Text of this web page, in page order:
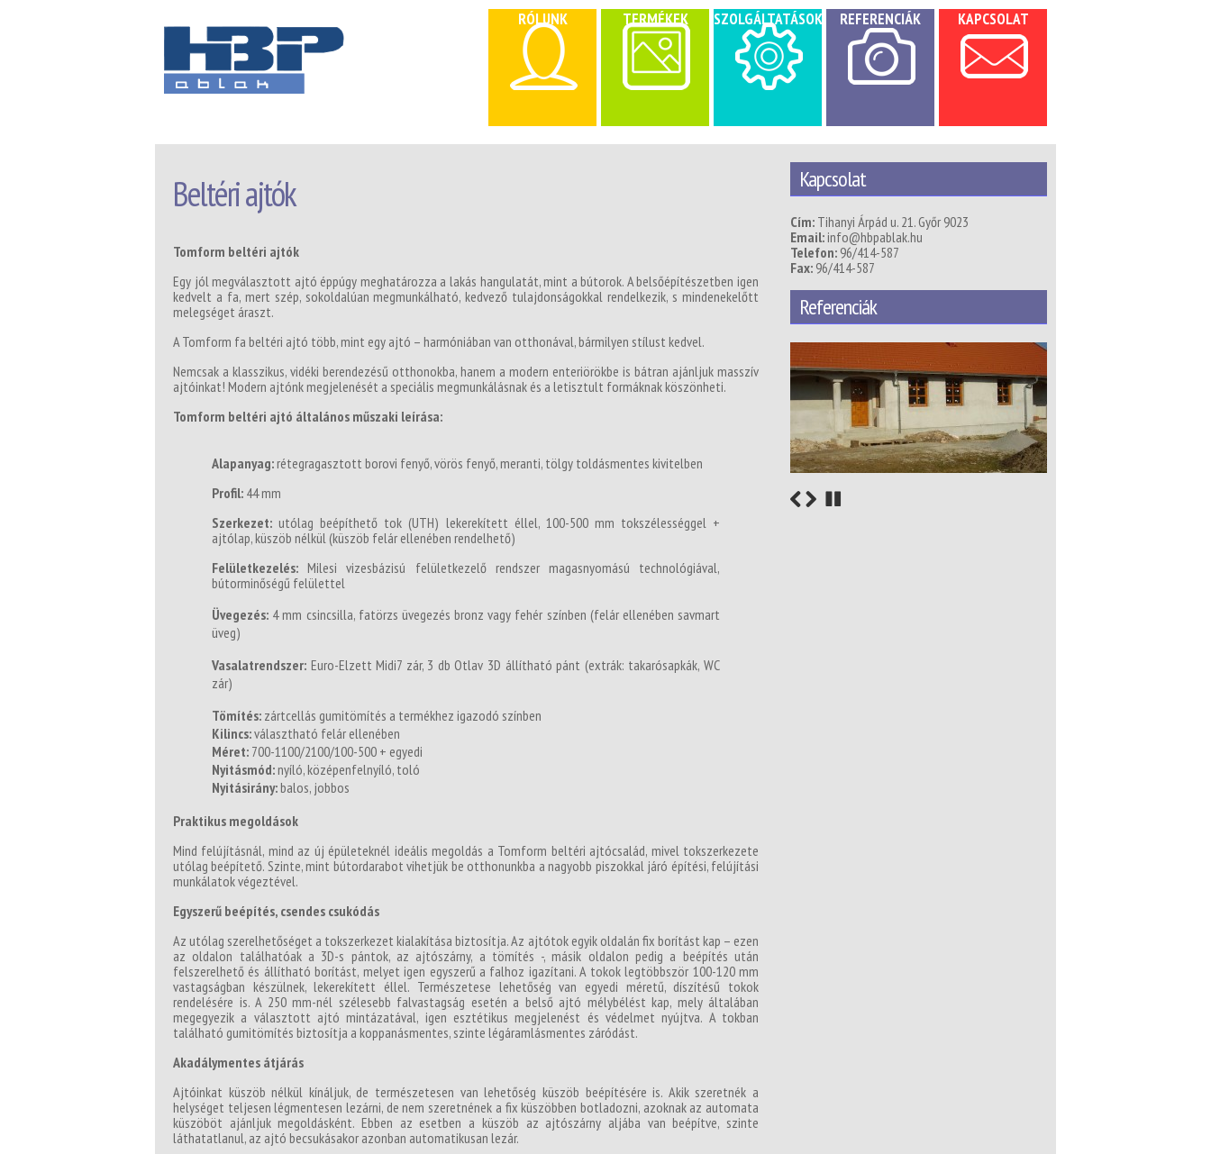
RÓLUNK TERMÉKEK SZOLGÁLTATÁSOK REFERENCIÁK KAPCSOLAT
Beltéri ajtók
Tomform beltéri ajtók
Egy jól megválasztott ajtó éppúgy meghatározza a lakás hangulatát, mint a bútorok. A belsőépítészetben igen
kedvelt a fa, mert szép, sokoldalúan megmunkálható, kedvező tulajdonságokkal rendelkezik, s mindenekelőtt
melegséget áraszt.
A Tomform fa beltéri ajtó több, mint egy ajtó – harmóniában van otthonával, bármilyen stílust kedvel.
Nemcsak a klasszikus, vidéki berendezésű otthonokba, hanem a modern enteriörökbe is bátran ajánljuk masszív
ajtóinkat! Modern ajtónk megjelenését a speciális megmunkálásnak és a letisztult formáknak köszönheti.
Tomform beltéri ajtó általános műszaki leírása:
Alapanyag:rétegragasztott borovi fenyő, vörös fenyő, meranti, tölgy toldásmentes kivitelben
Profil: 44 mm
Szerkezet: utólag beépíthető tok (UTH) lekerekített éllel, 100-500 mm tokszélességgel +
ajtólap, küszöb nélkül (küszöb felár ellenében rendelhető)
Felületkezelés: Milesi vizesbázisú felületkezelő rendszer magasnyomású technológiával,
bútorminőségű felülettel
Üvegezés: 4 mm csincsilla, fatörzs üvegezés bronz vagy fehér színben (felár ellenében savmart
üveg)
Vasalatrendszer: Euro-Elzett Midi7 zár, 3 db Otlav 3D állítható pánt (extrák: takarósapkák, WC
zár)
Tömítés: zártcellás gumitömítés a termékhez igazodó színben
Kilincs:választható felár ellenében
Méret: 700-1100/2100/100-500 + egyedi
Nyitásmód:nyíló, középenfelnyíló, toló
Nyitásirány:balos, jobbos
Praktikus megoldások
Mind felújításnál, mind az új épületeknél ideális megoldás a Tomform beltéri ajtócsalád, mivel tokszerkezete
utólag beépítető. Szinte, mint bútordarabot vihetjük be otthonunkba a nagyobb piszokkal járó építési, felújítási
munkálatok végeztével.
Egyszerű beépítés, csendes csukódás
Az utólag szerelhetőséget a tokszerkezet kialakítása biztosítja. Az ajtótok egyik oldalán fix borítást kap – ezen
az oldalon találhatóak a 3D-s pántok, az ajtószárny, a tömítés -, másik oldalon pedig a beépítés után
felszerelhető és állítható borítást, melyet igen egyszerű a falhoz igazítani. A tokok legtöbbször 100-120 mm
vastagságban készülnek, lekerekített éllel. Természetese lehetőség van egyedi méretű, díszítésű tokok
rendelésére is. A 250 mm-nél szélesebb falvastagság esetén a belső ajtó mélybélést kap, mely általában
megegyezik a választott ajtó mintázatával, igen esztétikus megjelenést és védelmet nyújtva. A tokban
található gumitömítés biztosítja a koppanásmentes, szinte légáramlásmentes záródást.
Akadálymentes átjárás
Ajtóinkat küszöb nélkül kínáljuk, de természetesen van lehetőség küszöb beépítésére is. Akik szeretnék a
helységet teljesen légmentesen lezárni, de nem szeretnének a fix küszöbben botladozni, azoknak az automata
küszöböt ajánljuk megoldásként. Ebben az esetben a küszöb az ajtószárny aljába van beépítve, szinte
láthatatlanul, az ajtó becsukásakor azonban automatikusan lezár.
Kapcsolat
Cím: Tihanyi Árpád u. 21. Győr 9023
Email:info@hbpablak.hu
Telefon: 96/414-587
Fax: 96/414-587
Referenciák